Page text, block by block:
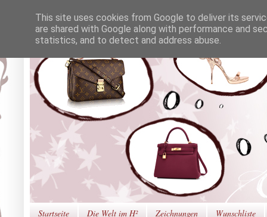
Startseite Die Welt im H² Zeichnungen Wunschliste
This site uses cookies from Google to deliver its
are shared with Google along with performance and
statistics, and to detect and address abuse.